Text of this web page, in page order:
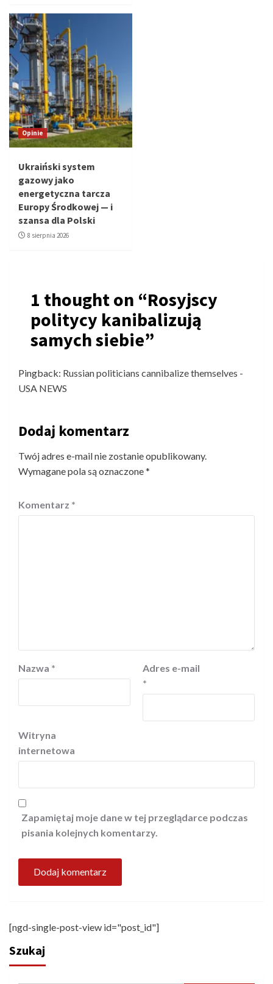
Opinie
Ukraiński system
gazowy jako
energetyczna tarcza
Europy Środkowej — i
szansa dla Polski
8 sierpnia 2026
1 thought on “Rosyjscy
politycy kanibalizują
samych siebie”
Pingback: Russian politicians cannibalize themselves -
USA NEWS
Dodaj komentarz
Twój adres e-mail nie zostanie opublikowany.
Wymagane pola są oznaczone*
Komentarz *
Nazwa *
Adres e-mail
*
Witryna
internetowa
Zapamiętaj moje dane w tej przeglądarce podczas
pisania kolejnych komentarzy.
[ngd-single-post-view id="post_id"]
Szukaj